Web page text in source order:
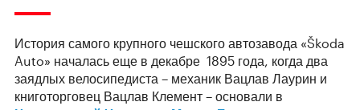
История самого крупного чешского автозавода «Škoda
Auto» началась еще в декабре 1895 года, когда два
заядлых велосипедиста – механик Вацлав Лаурин и
книготорговец Вацлав Клемент – основали в